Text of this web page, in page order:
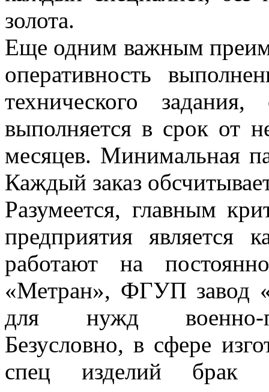
золота.
Еще одним важным
оперативность
технического
выполняется в срок от
месяцев. Минимальная
Каждый заказ
Разумеется, главным
предприятия
работают на
«Метран», ФГУП завод
для нужд военно-
Безусловно, в сфере
спец изделий брак